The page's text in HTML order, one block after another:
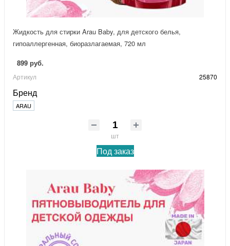
Жидкость для стирки Arau Baby, для детского белья,
гипоаллергенная, биоразлагаемая, 720 мл
899 руб.
Артикул 25870
Бренд
ARAU
шт
Под заказ